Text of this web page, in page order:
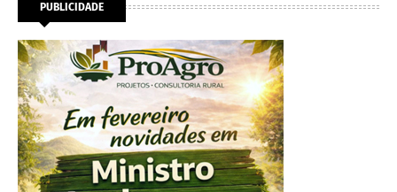
PUBLICIDADE